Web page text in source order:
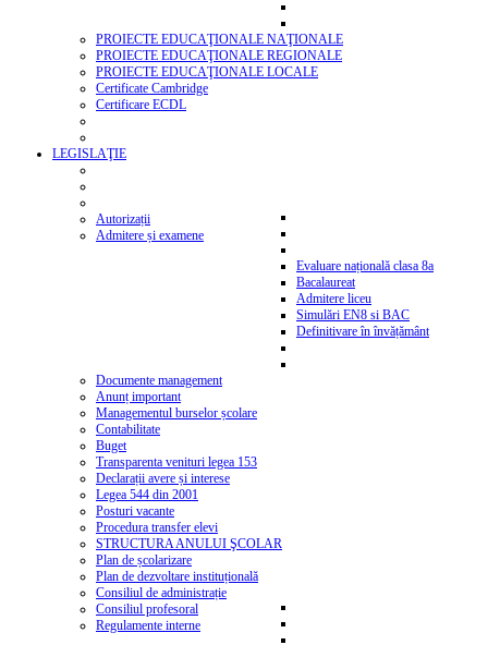
PROIECTE EDUCAŢIONALE NAŢIONALE
PROIECTE EDUCAŢIONALE REGIONALE
PROIECTE EDUCAŢIONALE LOCALE
Certificate Cambridge
Certificare ECDL
LEGISLAŢIE
Autorizații
Admitere și examene
Evaluare națională clasa 8a
Bacalaureat
Admitere liceu
Simulări EN8 si BAC
Definitivare în învățământ
Documente management
Anunț important
Managementul burselor școlare
Contabilitate
Buget
Transparenta venituri legea 153
Declarații avere și interese
Legea 544 din 2001
Posturi vacante
Procedura transfer elevi
STRUCTURA ANULUI ŞCOLAR
Plan de școlarizare
Plan de dezvoltare instituțională
Consiliul de administrație
Consiliul profesoral
Regulamente interne